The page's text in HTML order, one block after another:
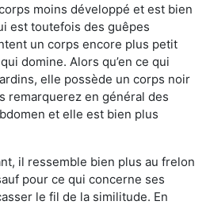
moins développé et est bien
est toutefois des guêpes
un corps encore plus petit
domine. Alors qu’en ce qui
elle possède un corps noir
remarquerez en général des
et elle est bien plus
il ressemble bien plus au frelon
pour ce qui concerne ses
le fil de la similitude. En